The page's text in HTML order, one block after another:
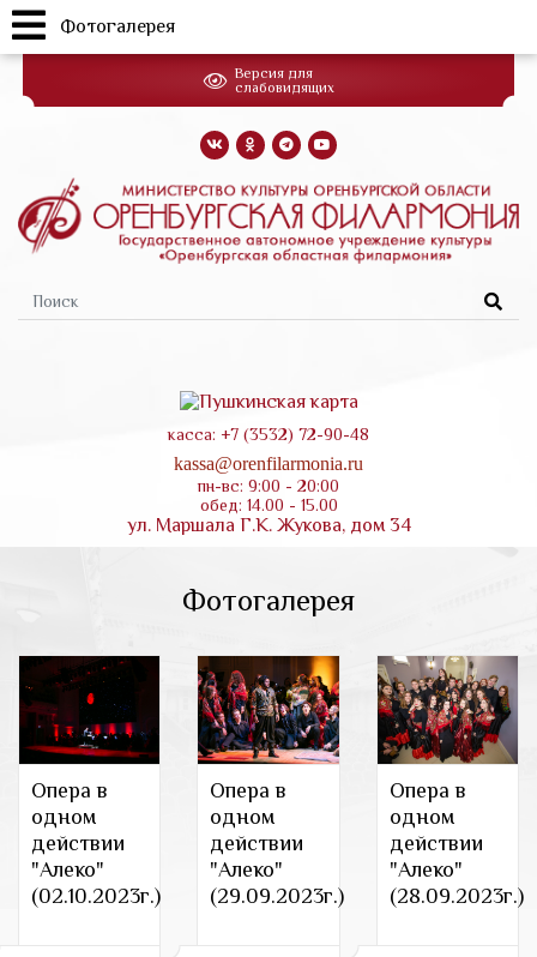
Перейти
основному
Форма
поиска
касса: +7 (3532) 72-90-48
kassa@orenfilarmonia.ru
пн-вс: 9:00 - 20:00
обед: 14.00 - 15.00
ул. Маршала Г.К. Жукова, дом 34
Версия для
слабовидящих
Фотогалерея
Опера в
одном
действии
"Алеко"
(02.10.2023г.)
Опера в
одном
действии
"Алеко"
(29.09.2023г.)
Опера в
одном
действии
"Алеко"
(28.09.2023г.)
Фотогалерея